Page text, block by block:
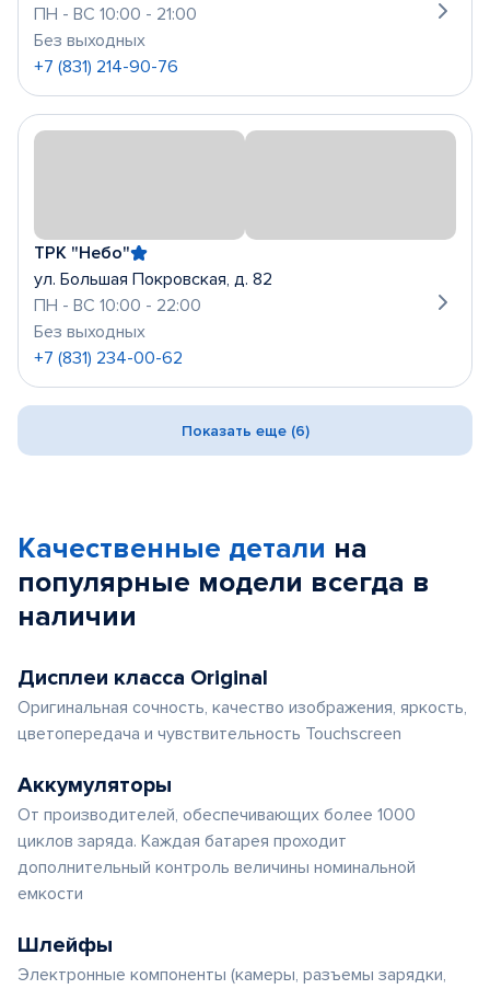
ПН - ВС 10:00 - 21:00
Без выходных
+7 (831) 214-90-76
ТРК "Небо"
ул. Большая Покровская, д. 82
ПН - ВС 10:00 - 22:00
Без выходных
+7 (831) 234-00-62
Показать еще (6)
Качественные детали на
популярные модели всегда в
наличии
Дисплеи класса Original
Оригинальная сочность, качество изображения, яркость,
цветопередача и чувствительность Touchscreen
Аккумуляторы
От производителей, обеспечивающих более 1000
циклов заряда. Каждая батарея проходит
дополнительный контроль величины номинальной
емкости
Шлейфы
Электронные компоненты (камеры, разъемы зарядки,